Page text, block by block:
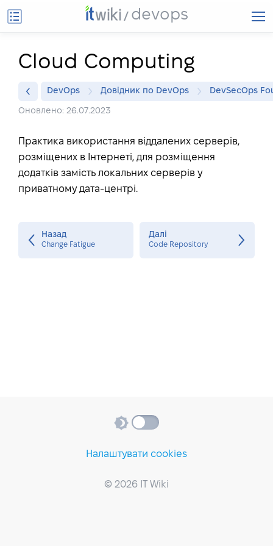
devops
Cloud Computing
DevOps Довідник по DevOps DevSecOps
Оновлено: 26.07.2023
Практика використання віддалених серверів,
розміщених в Інтернеті, для розміщення
додатків замість локальних серверів у
приватному дата-центрі.
Назад
Change Fatigue
Далі
Code Repository
Налаштувати cookies
© 2026 IT Wiki